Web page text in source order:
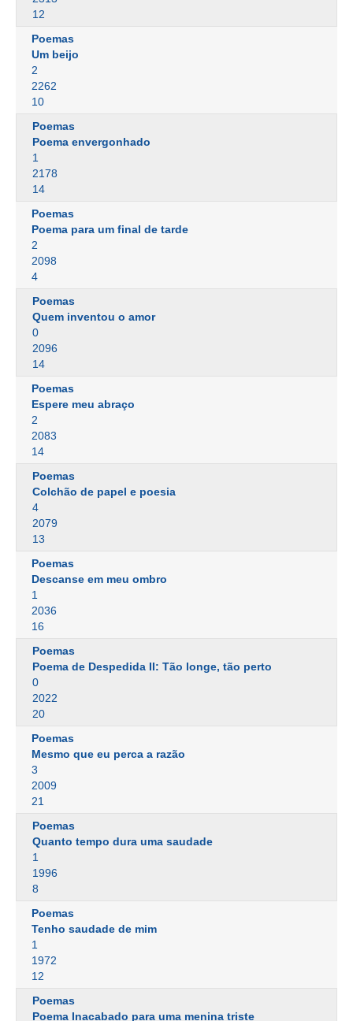
12
Poemas
Um beijo
2
2262
10
Poemas
Poema envergonhado
1
2178
14
Poemas
Poema para um final de tarde
2
2098
4
Poemas
Quem inventou o amor
0
2096
14
Poemas
Espere meu abraço
2
2083
14
Poemas
Colchão de papel e poesia
4
2079
13
Poemas
Descanse em meu ombro
1
2036
16
Poemas
Poema de Despedida II: Tão longe, tão perto
0
2022
20
Poemas
Mesmo que eu perca a razão
3
2009
21
Poemas
Quanto tempo dura uma saudade
1
1996
8
Poemas
Tenho saudade de mim
1
1972
12
Poemas
Poema Inacabado para uma menina triste